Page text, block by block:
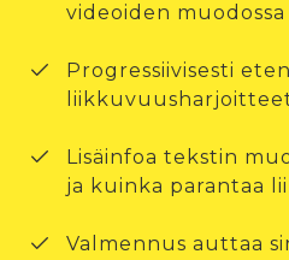
videoiden muodossa
Progressiivisesti
Lisäinfoa tekstin
ja kuinka parantaa
Valmennus auttaa